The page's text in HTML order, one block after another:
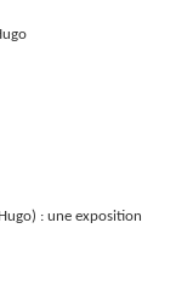
: une exposition